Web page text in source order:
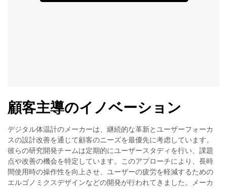
顧客主導のイノベーション
デジタル体温計のメーカーは、継続的な革新とユーザーフォーカ
スの設計改善を通じて顧客のニーズを最優先に考虑しています。
彼らの研究開発チームは定期的にユーザースタディを行い、課題
点や改善の機会を特定しています。このアプローチにより、長時
間使用時の操作性を向上させ、ユーザーの疲労を軽減するための
エルゴノミクスデザインなどの開発が行われてきました。メーカ